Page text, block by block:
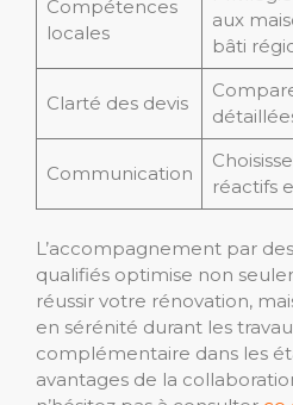
Compétences
locales
aux
bâti
Clarté des devis
Communication
réactifs
L’accompagnement par
qualifiés optimise non
réussir votre rénovation,
en sérénité durant les
complémentaire dans les
avantages de la